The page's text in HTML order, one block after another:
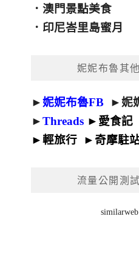
．澳門景點美食
． 印尼峇里島蜜月
妮妮布魯其
►妮妮布魯FB ►妮
►Threads ► 愛食記
►輕旅行 ► 奇摩駐
流量公開測
similarweb